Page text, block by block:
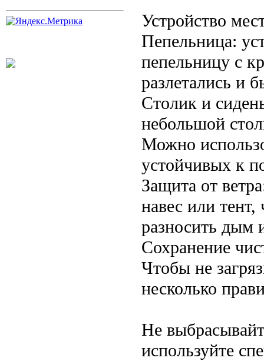
Устройство
Пепельница:
пепельницу с
разлетались и
Столик и
небольшой
Можно
устойчивых к
Защита от
навес или
разносить дым
Сохранение
Чтобы не
несколько
Не
используйте